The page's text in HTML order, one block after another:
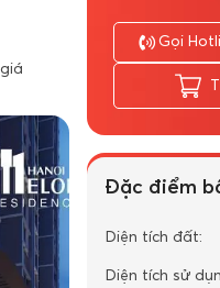
Gọi
Đặc điểm
Diện tích đất:
Diện tích sử